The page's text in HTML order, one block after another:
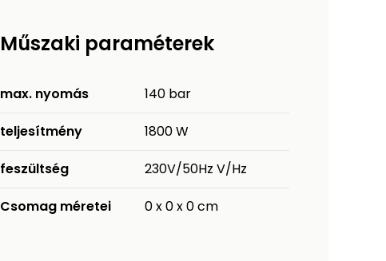
Műszaki paraméterek
max. nyomás 140 bar
teljesítmény 1800 W
feszültség 230V/50Hz V/Hz
Csomag méretei 0 x 0 x 0 cm